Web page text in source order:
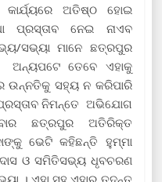
କାର୍ଯ୍ୟରେ ଅତିଷ୍ଠ ହୋଇ
ପ୍ରସ୍ତାବ ନେଇ ନାଏବ
ସଭ୍ୟା ମାନେ ଛତ୍ରପୁର
ଅନ୍ୟପଟେ ତେବେ ଏହାକୁ
ଉନ୍ନତିକୁ ସହ୍ୟ ନ କରିପାରି
ନିମନ୍ତେ ଅଭିଯୋଗ
ଛତ୍ରପୁର ଅତିରିକ୍ତ
ଭେଟି କହିଛନ୍ତି ହୁମ୍ମା
ଦାସ ଓ ସମିତିସଭ୍ୟ ଧୃବଚରଣ